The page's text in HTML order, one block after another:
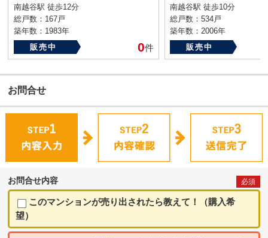
南越谷駅 徒歩12分
総戸数：167戸
築年数：1983年
販売中
0件
南越谷駅 徒歩10分
総戸数：534戸
築年数：2006年
販売中
お問合せ
お問合せ内容 必須
このマンションが売り出されたら教えて！（購入希
望）